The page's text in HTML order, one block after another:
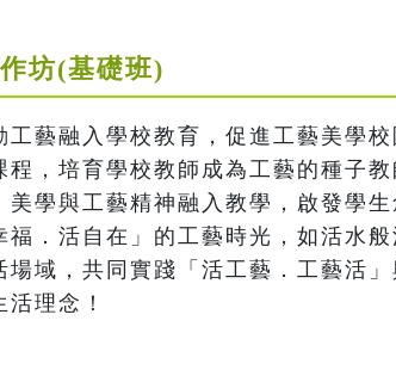
坊(基礎班)
工藝融入學校教育，促進工藝美學
程，培育學校教師成為工藝的種子
美學與工藝精神融入教學，啟發學
福．活自在」的工藝時光，如活水
場域，共同實踐「活工藝．工藝活